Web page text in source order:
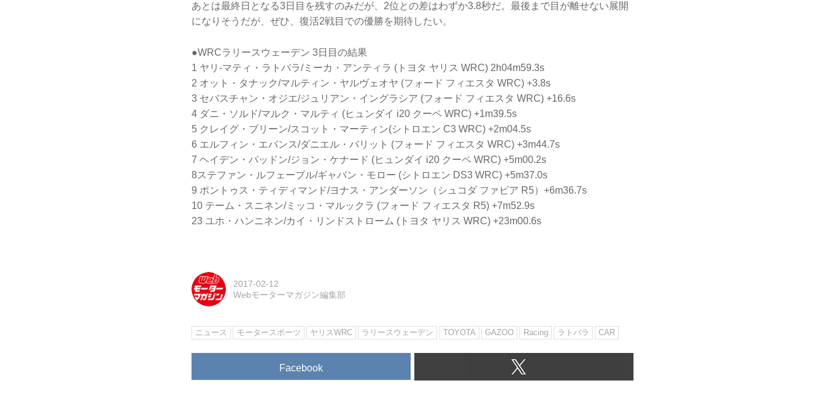
あとは最終日となる3日目を残すのみだが、2位との差はわずか3.8秒だ。最後まで目が離せない展開
になりそうだが、ぜひ、復活2戦目での優勝を期待したい。
●WRCラリースウェーデン 3日目の結果
1 ヤリ-マティ・ラトバラ/ミーカ・アンティラ (トヨタ ヤリス WRC) 2h04m59.3s
2 オット・タナック/マルティン・ヤルヴェオヤ (フォード フィエスタ WRC) +3.8s
3 セバスチャン・オジエ/ジュリアン・イングラシア (フォード フィエスタ WRC) +16.6s
4 ダニ・ソルド/マルク・マルティ (ヒュンダイ i20 クーペ WRC) +1m39.5s
5 クレイグ・ブリーン/スコット・マーティン(シトロエン C3 WRC) +2m04.5s
6 エルフィン・エバンス/ダニエル・バリット (フォード フィエスタ WRC) +3m44.7s
7 ヘイデン・パッドン/ジョン・ケナード (ヒュンダイ i20 クーペ WRC) +5m00.2s
8ステファン・ルフェーブル/ギャバン・モロー (シトロエン DS3 WRC) +5m37.0s
9 ポントゥス・ティディマンド/ヨナス・アンダーソン（シュコダ ファビア R5）+6m36.7s
10 テーム・スニネン/ミッコ・マルックラ (フォード フィエスタ R5) +7m52.9s
23 ユホ・ハンニネン/カイ・リンドストローム (トヨタ ヤリス WRC) +23m00.6s
2017-02-12
Webモーターマガジン編集部
ニュース モータースポーツ ヤリスWRC ラリースウェーデン TOYOTA GAZOO Racing ラトバラ CAR
Facebook